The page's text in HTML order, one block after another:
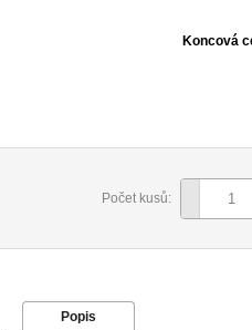
Koncová
Počet kusů:
Popis